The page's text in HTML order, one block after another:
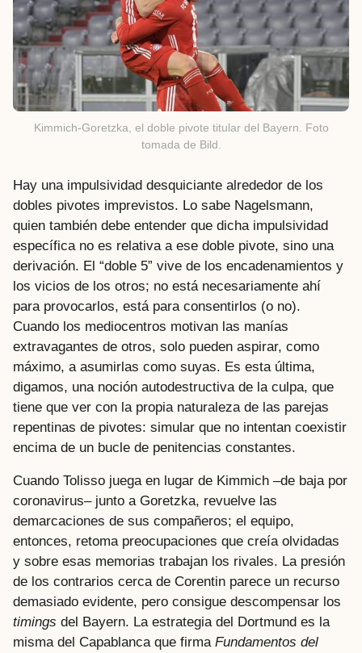
Kimmich-Goretzka, el doble pivote titular del Bayern. Foto
tomada de Bild.
Hay una impulsividad desquiciante alrededor de los
dobles pivotes imprevistos. Lo sabe Nagelsmann,
quien también debe entender que dicha impulsividad
específica no es relativa a ese doble pivote, sino una
derivación. El “doble 5” vive de los encadenamientos y
los vicios de los otros; no está necesariamente ahí
para provocarlos, está para consentirlos (o no).
Cuando los mediocentros motivan las manías
extravagantes de otros, solo pueden aspirar, como
máximo, a asumirlas como suyas. Es esta última,
digamos, una noción autodestructiva de la culpa, que
tiene que ver con la propia naturaleza de las parejas
repentinas de pivotes: simular que no intentan coexistir
encima de un bucle de penitencias constantes.
Cuando Tolisso juega en lugar de Kimmich –de baja por
coronavirus– junto a Goretzka, revuelve las
demarcaciones de sus compañeros; el equipo,
entonces, retoma preocupaciones que creía olvidadas
y sobre esas memorias trabajan los rivales. La presión
de los contrarios cerca de Corentin parece un recurso
demasiado evidente, pero consigue descompensar los
timings del Bayern. La estrategia del Dortmund es la
misma del Capablanca que firma Fundamentos del